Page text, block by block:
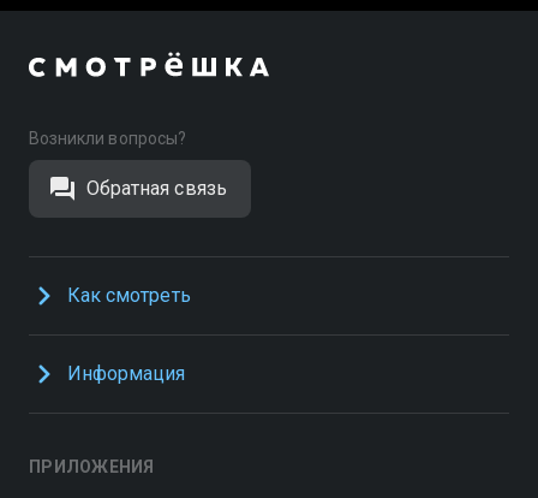
Возникли вопросы?
Обратная связь
Как смотреть
Информация
ПРИЛОЖЕНИЯ